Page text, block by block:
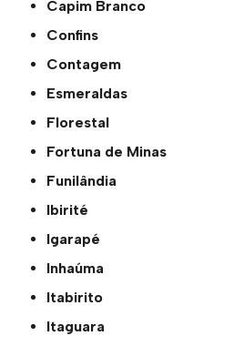
Capim Branco
Confins
Contagem
Esmeraldas
Florestal
Fortuna de Minas
Funilândia
Ibirité
Igarapé
Inhaúma
Itabirito
Itaguara